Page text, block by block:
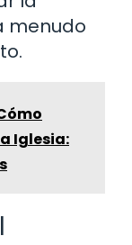
menudo
Iglesia: